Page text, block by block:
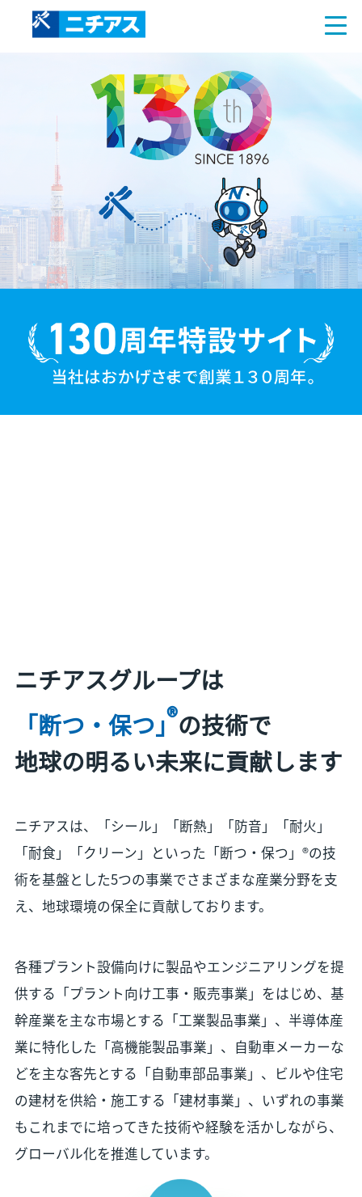
ニチアスグループは
「断つ・保つ」
®の技術で
地球の明るい未来に貢献します
ニチアスは、「シール」「断熱」「防音」「耐火」
「耐食」「クリーン」といった「断つ・保つ」®の技
術を基盤とした5つの事業でさまざまな産業分野を支
え、地球環境の保全に貢献しております。
各種プラント設備向けに製品やエンジニアリングを提
供する「プラント向け工事・販売事業」をはじめ、基
幹産業を主な市場とする「工業製品事業」、半導体産
業に特化した「高機能製品事業」、自動車メーカーな
どを主な客先とする「自動車部品事業」、ビルや住宅
の建材を供給・施工する「建材事業」、いずれの事業
もこれまでに培ってきた技術や経験を活かしながら、
グローバル化を推進しています。